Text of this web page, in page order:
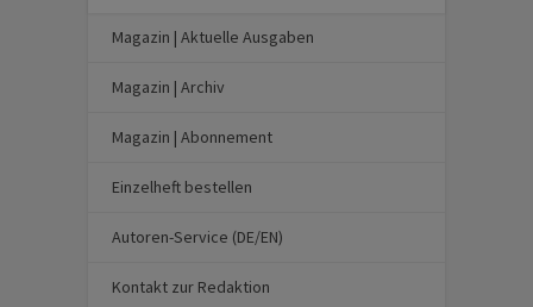
Magazin | Aktuelle Ausgaben
Magazin | Archiv
Magazin | Abonnement
Einzelheft bestellen
Autoren-Service (DE/EN)
Kontakt zur Redaktion